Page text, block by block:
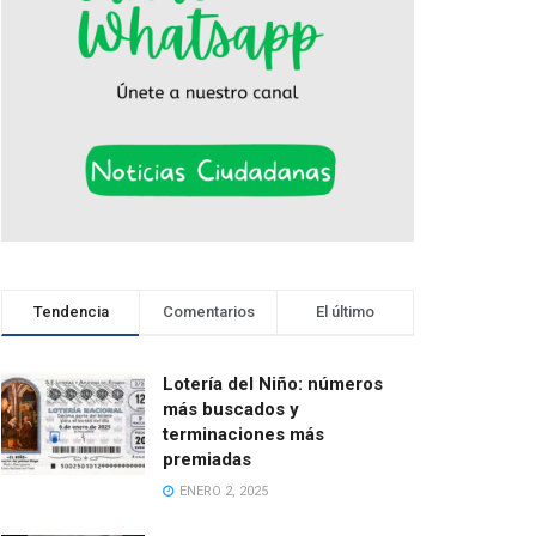
Tendencia Comentarios El último
Lotería del Niño: números
más buscados y
terminaciones más
premiadas
ENERO 2, 2025